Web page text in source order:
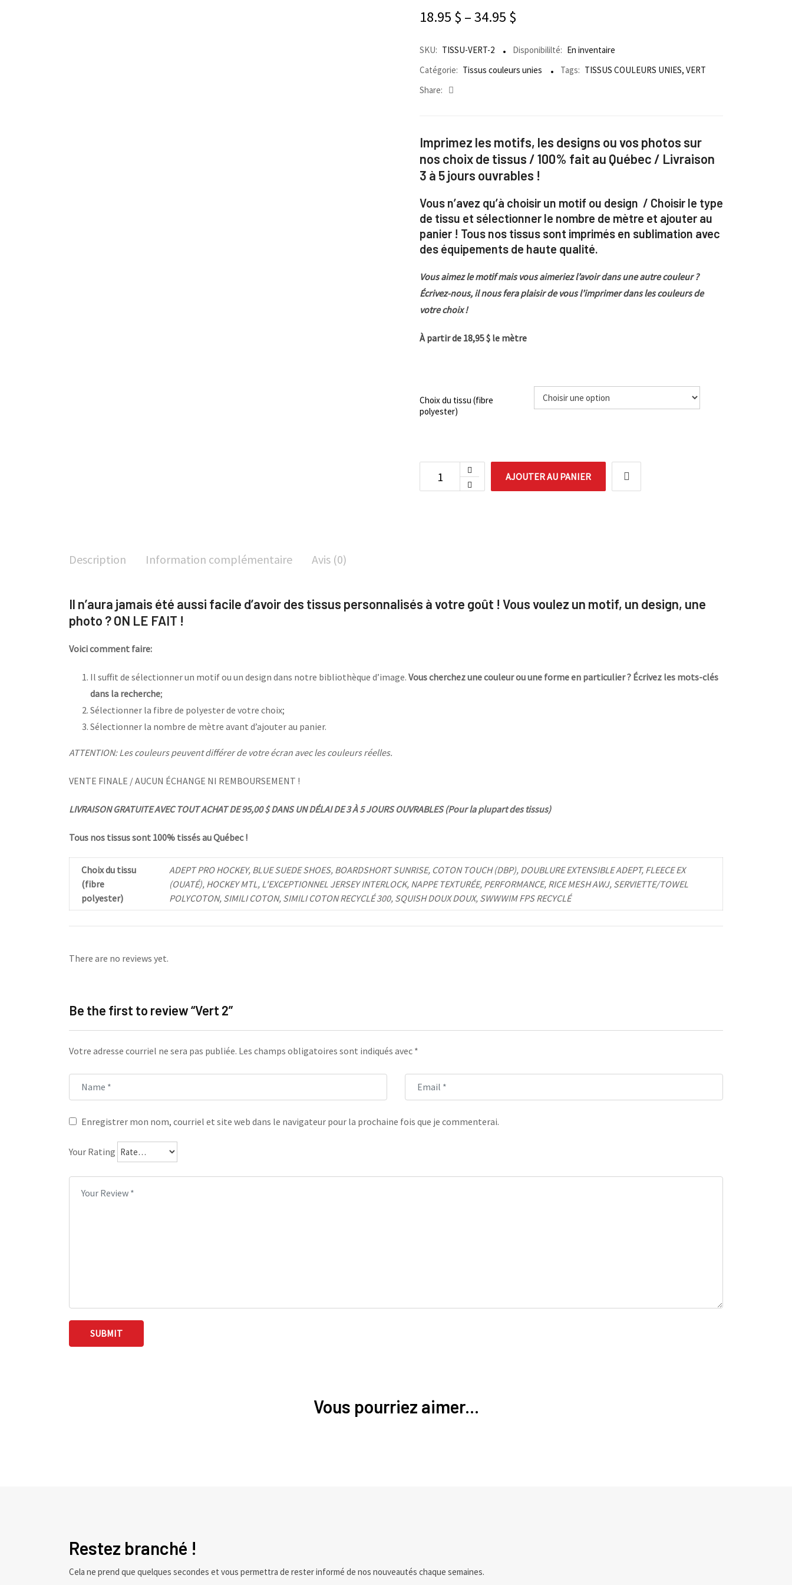
18.95 $ –34.95 $
SKU: TISSU-VERT-2 Disponibililté: En inventaire
Catégorie: Tissus couleurs unies Tags: TISSUS COULEURS UNIES, VERT
Share:
Imprimez les motifs, les designs ou vos photos sur
nos choix de tissus / 100% fait au Québec / Livraison
3 à 5 jours ouvrables !
Vous n’avez qu’à choisir un motif ou design / Choisir le type
de tissu et sélectionner le nombre de mètre et ajouter au
panier ! Tous nos tissus sont imprimés en sublimation avec
des équipements de haute qualité.
Vous aimez le motif mais vous aimeriez l’avoir dans une autre couleur ?
Écrivez-nous, il nous fera plaisir de vous l’imprimer dans les couleurs de
votre choix !
À partir de 18,95 $ le mètre
Choix du tissu (fibre
polyester)
AJOUTER AU PANIER
Description Information complémentaire Avis (0)
Il n’aura jamais été aussi facile d’avoir des tissus personnalisés à votre goût ! Vous voulez un motif, un design, une
photo ? ON LE FAIT !
Voici comment faire:
Il suffit de sélectionner un motif ou un design dans notre bibliothèque d’image. Vous cherchez une couleur ou une forme en particulier ? Écrivez les mots-clés
dans la recherche;
Sélectionner la fibre de polyester de votre choix;
Sélectionner la nombre de mètre avant d’ajouter au panier.
ATTENTION: Les couleurs peuvent différer de votre écran avec les couleurs réelles.
VENTE FINALE / AUCUN ÉCHANGE NI REMBOURSEMENT !
LIVRAISON GRATUITE AVEC TOUT ACHAT DE 95,00 $ DANS UN DÉLAI DE 3 À 5 JOURS OUVRABLES (Pour la plupart des tissus)
Tous nos tissus sont 100% tissés au Québec !
Choix du tissu
(fibre
polyester)
ADEPT PRO HOCKEY, BLUE SUEDE SHOES, BOARDSHORT SUNRISE, COTON TOUCH (DBP), DOUBLURE EXTENSIBLE ADEPT, FLEECE EX
(OUATÉ), HOCKEY MTL, L'EXCEPTIONNEL JERSEY INTERLOCK, NAPPE TEXTURÉE, PERFORMANCE, RICE MESH AWJ, SERVIETTE/TOWEL
POLYCOTON, SIMILI COTON, SIMILI COTON RECYCLÉ 300, SQUISH DOUX DOUX, SWWWIM FPS RECYCLÉ
There are no reviews yet.
Be the first to review “Vert 2”
Votre adresse courriel ne sera pas publiée. Les champs obligatoires sont indiqués avec *
Enregistrer mon nom, courriel et site web dans le navigateur pour la prochaine fois que je commenterai.
Your Rating
Vous pourriez aimer...
Restez branché !
Cela ne prend que quelques secondes et vous permettra de rester informé de nos nouveautés chaque semaines.